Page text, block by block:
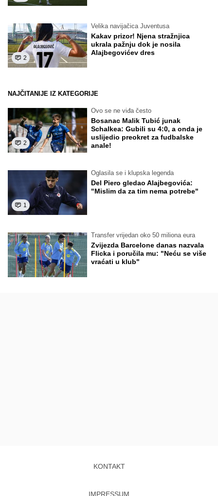
2
Velika navijačica Juventusa
Kakav prizor! Njena stražnjica
ukrala pažnju dok je nosila
Alajbegovićev dres
NAJČITANIJE IZ KATEGORIJE
2
Ovo se ne viđa često
Bosanac Malik Tubić junak
Schalkea: Gubili su 4:0, a onda je
uslijedio preokret za fudbalske
anale!
1
Oglasila se i klupska legenda
Del Piero gledao Alajbegovića:
"Mislim da za tim nema potrebe"
Transfer vrijedan oko 50 miliona eura
Zvijezda Barcelone danas nazvala
Flicka i poručila mu: "Neću se više
vraćati u klub"
KONTAKT
IMPRESSUM